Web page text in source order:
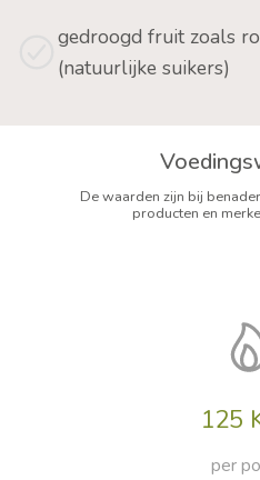
gedroogd fruit zoals
(natuurlijke suikers)
De waarden zijn bij
producten en
125
per